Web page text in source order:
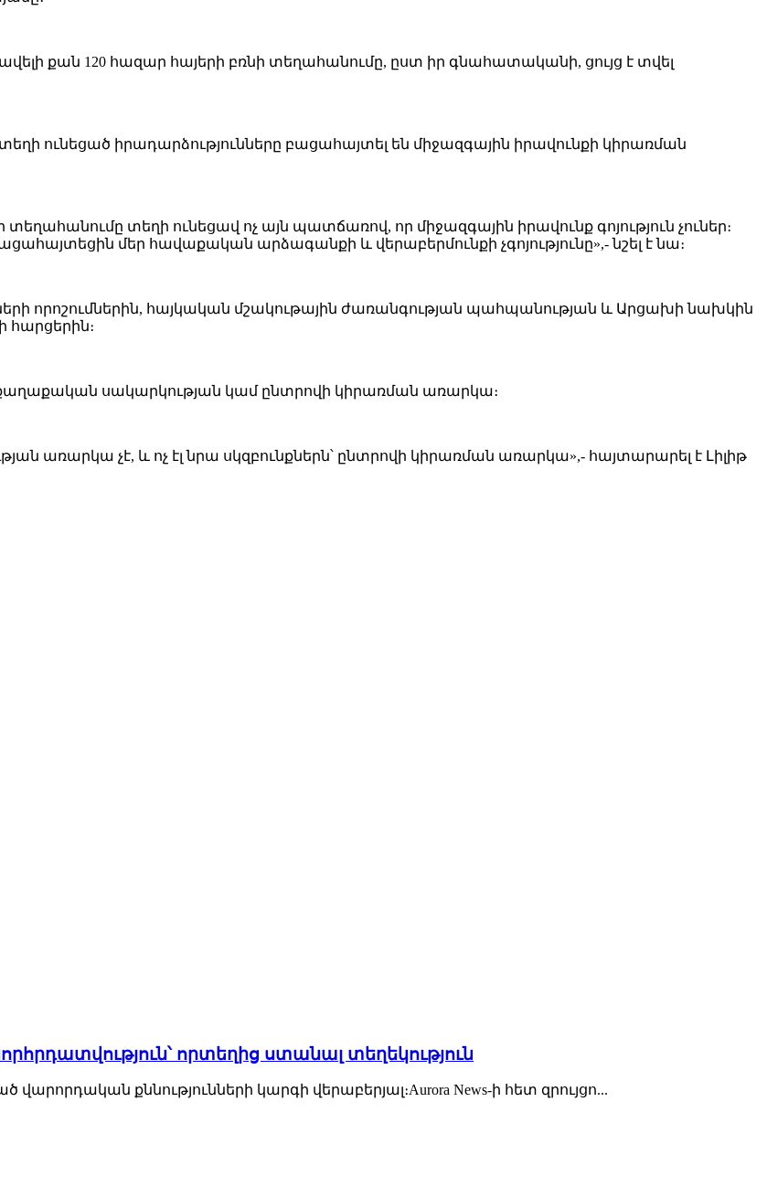
քան 120 հազար հայերի բռնի տեղահանումը, ըստ իր գնահատականի, ցույց է տվել
ունեցած իրադարձությունները բացահայտել են միջազգային իրավունքի կիրառման
տեղի ունեցավ ոչ այն պատճառով, որ միջազգային իրավունք գոյություն չուներ։
մեր հավաքական արձագանքի և վերաբերմունքի չգոյությունը»,- նշել է նա։
որոշումներին, հայկական մշակութային ժառանգության պահպանության և Արցախի նախկին
քաղաքական սակարկության կամ ընտրովի կիրառման առարկա։
առարկա չէ, և ոչ էլ նրա սկզբունքներն՝ ընտրովի կիրառման առարկա»,- հայտարարել է Լիլիթ
որտեղից ստանալ տեղեկություն
քննությունների կարգի վերաբերյալ։Aurora News-ի հետ զրույցո...